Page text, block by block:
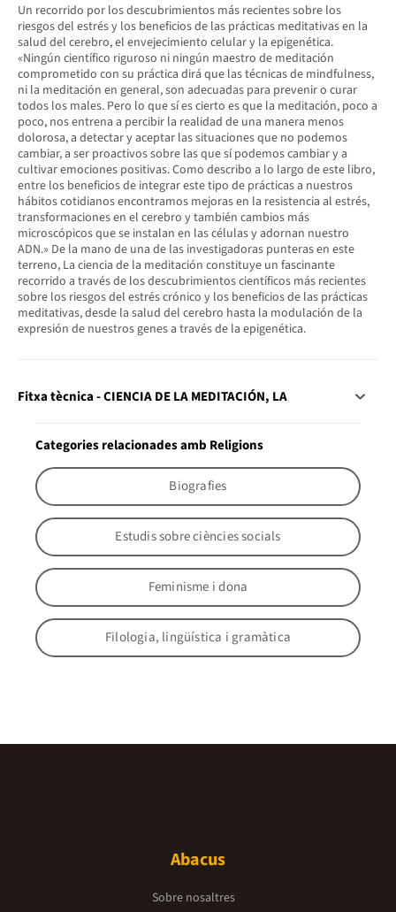
Un recorrido por los descubrimientos más recientes sobre los
riesgos del estrés y los beneficios de las prácticas meditativas en la
salud del cerebro, el envejecimiento celular y la epigenética.
«Ningún científico riguroso ni ningún maestro de meditación
comprometido con su práctica dirá que las técnicas de mindfulness,
ni la meditación en general, son adecuadas para prevenir o curar
todos los males. Pero lo que sí es cierto es que la meditación, poco a
poco, nos entrena a percibir la realidad de una manera menos
dolorosa, a detectar y aceptar las situaciones que no podemos
cambiar, a ser proactivos sobre las que sí podemos cambiar y a
cultivar emociones positivas. Como describo a lo largo de este libro,
entre los beneficios de integrar este tipo de prácticas a nuestros
hábitos cotidianos encontramos mejoras en la resistencia al estrés,
transformaciones en el cerebro y también cambios más
microscópicos que se instalan en las células y adornan nuestro
ADN.» De la mano de una de las investigadoras punteras en este
terreno, La ciencia de la meditación constituye un fascinante
recorrido a través de los descubrimientos científicos más recientes
sobre los riesgos del estrés crónico y los beneficios de las prácticas
meditativas, desde la salud del cerebro hasta la modulación de la
expresión de nuestros genes a través de la epigenética.
Fitxa tècnica - CIENCIA DE LA MEDITACIÓN, LA
Categories relacionades amb Religions
Biografies
Estudis sobre ciències socials
Feminisme i dona
Filologia, lingüística i gramàtica
Abacus
Sobre nosaltres